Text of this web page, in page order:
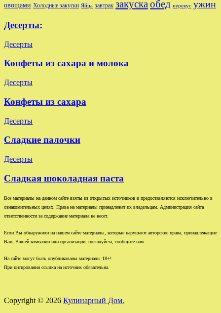
овощами Холодные закуски Яйца завтрак закускаобед перекус ужин
Десерты:
Десерты
Конфеты из сахара и молока
Десерты
Конфеты из сахара
Десерты
Сладкие палочки
Десерты
Сладкая шоколадная паста
Все материалы на данном сайте взяты из открытых источников и предоставляются исключительно в
ознакомительных целях. Права на материалы принадлежат их владельцам. Администрация сайта
ответственности за содержание материала не несет.
Если Вы обнаружили на нашем сайте материалы, которые нарушают авторские права, принадлежащие
Вам, Вашей компании или организации, пожалуйста, сообщите нам.
На сайте могут быть опубликованы материалы 18+!
При цитировании ссылка на источник обязательна.
Copyright © 2026 Кулинарный Дом.